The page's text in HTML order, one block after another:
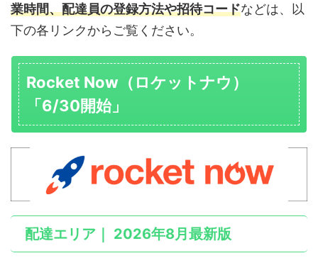
業時間、配達員の登録方法や招待コードなどは、以
下の各リンクからご覧ください。
Rocket Now（ロケットナウ）
「6/30開始」
配達エリア｜ 2026年8月最新版